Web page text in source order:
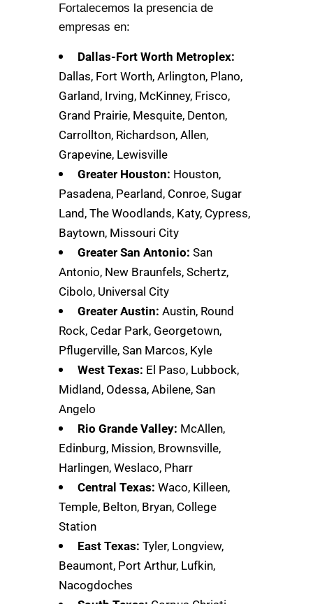
Fortalecemos la presencia de
empresas en:
Dallas-Fort Worth Metroplex:
Dallas, Fort Worth, Arlington, Plano,
Garland, Irving, McKinney, Frisco,
Grand Prairie, Mesquite, Denton,
Carrollton, Richardson, Allen,
Grapevine, Lewisville
Greater Houston: Houston,
Pasadena, Pearland, Conroe, Sugar
Land, The Woodlands, Katy, Cypress,
Baytown, Missouri City
Greater San Antonio: San
Antonio, New Braunfels, Schertz,
Cibolo, Universal City
Greater Austin: Austin, Round
Rock, Cedar Park, Georgetown,
Pflugerville, San Marcos, Kyle
West Texas: El Paso, Lubbock,
Midland, Odessa, Abilene, San
Angelo
Rio Grande Valley: McAllen,
Edinburg, Mission, Brownsville,
Harlingen, Weslaco, Pharr
Central Texas: Waco, Killeen,
Temple, Belton, Bryan, College
Station
East Texas: Tyler, Longview,
Beaumont, Port Arthur, Lufkin,
Nacogdoches